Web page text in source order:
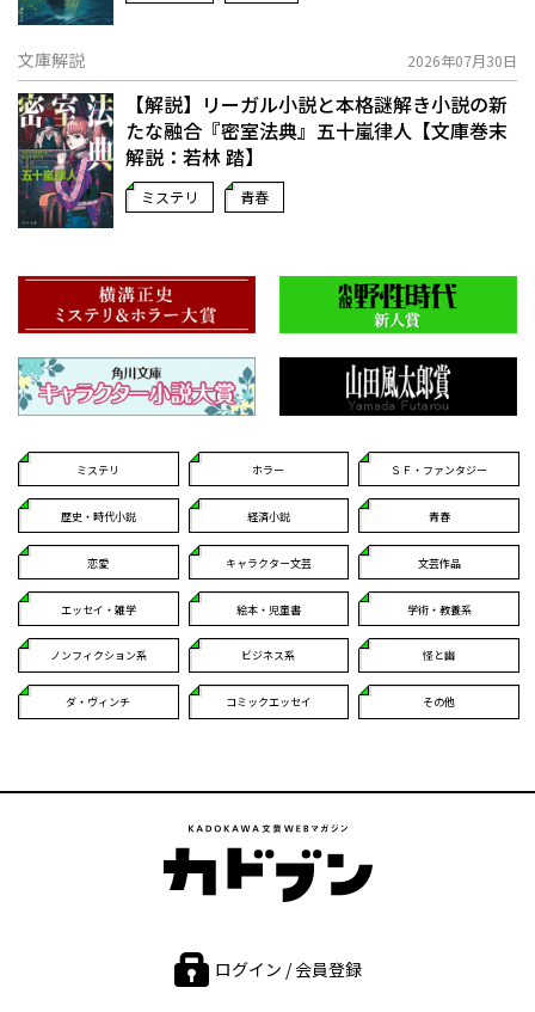
文庫解説 2026年07月30日
【解説】リーガル小説と本格謎解き小説の新
たな融合――『密室法典』五十嵐律人【文庫巻末
解説：若林 踏】
ミステリ 青春
ミステリ ホラー ＳＦ・ファンタジー
歴史・時代小説 経済小説 青春
恋愛 キャラクター文芸 文芸作品
エッセイ・雑学 絵本・児童書 学術・教養系
ノンフィクション系 ビジネス系 怪と幽
ダ・ヴィンチ コミックエッセイ その他
ログイン / 会員登録